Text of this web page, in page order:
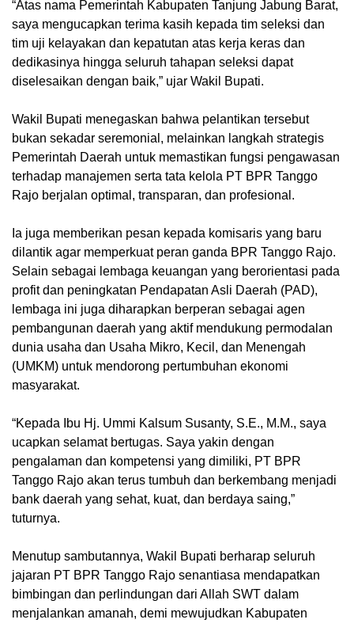
“Atas nama Pemerintah Kabupaten Tanjung Jabung Barat,
saya mengucapkan terima kasih kepada tim seleksi dan
tim uji kelayakan dan kepatutan atas kerja keras dan
dedikasinya hingga seluruh tahapan seleksi dapat
diselesaikan dengan baik,” ujar Wakil Bupati.
Wakil Bupati menegaskan bahwa pelantikan tersebut
bukan sekadar seremonial, melainkan langkah strategis
Pemerintah Daerah untuk memastikan fungsi pengawasan
terhadap manajemen serta tata kelola PT BPR Tanggo
Rajo berjalan optimal, transparan, dan profesional.
Ia juga memberikan pesan kepada komisaris yang baru
dilantik agar memperkuat peran ganda BPR Tanggo Rajo.
Selain sebagai lembaga keuangan yang berorientasi pada
profit dan peningkatan Pendapatan Asli Daerah (PAD),
lembaga ini juga diharapkan berperan sebagai agen
pembangunan daerah yang aktif mendukung permodalan
dunia usaha dan Usaha Mikro, Kecil, dan Menengah
(UMKM) untuk mendorong pertumbuhan ekonomi
masyarakat.
“Kepada Ibu Hj. Ummi Kalsum Susanty, S.E., M.M., saya
ucapkan selamat bertugas. Saya yakin dengan
pengalaman dan kompetensi yang dimiliki, PT BPR
Tanggo Rajo akan terus tumbuh dan berkembang menjadi
bank daerah yang sehat, kuat, dan berdaya saing,”
tuturnya.
Menutup sambutannya, Wakil Bupati berharap seluruh
jajaran PT BPR Tanggo Rajo senantiasa mendapatkan
bimbingan dan perlindungan dari Allah SWT dalam
menjalankan amanah, demi mewujudkan Kabupaten